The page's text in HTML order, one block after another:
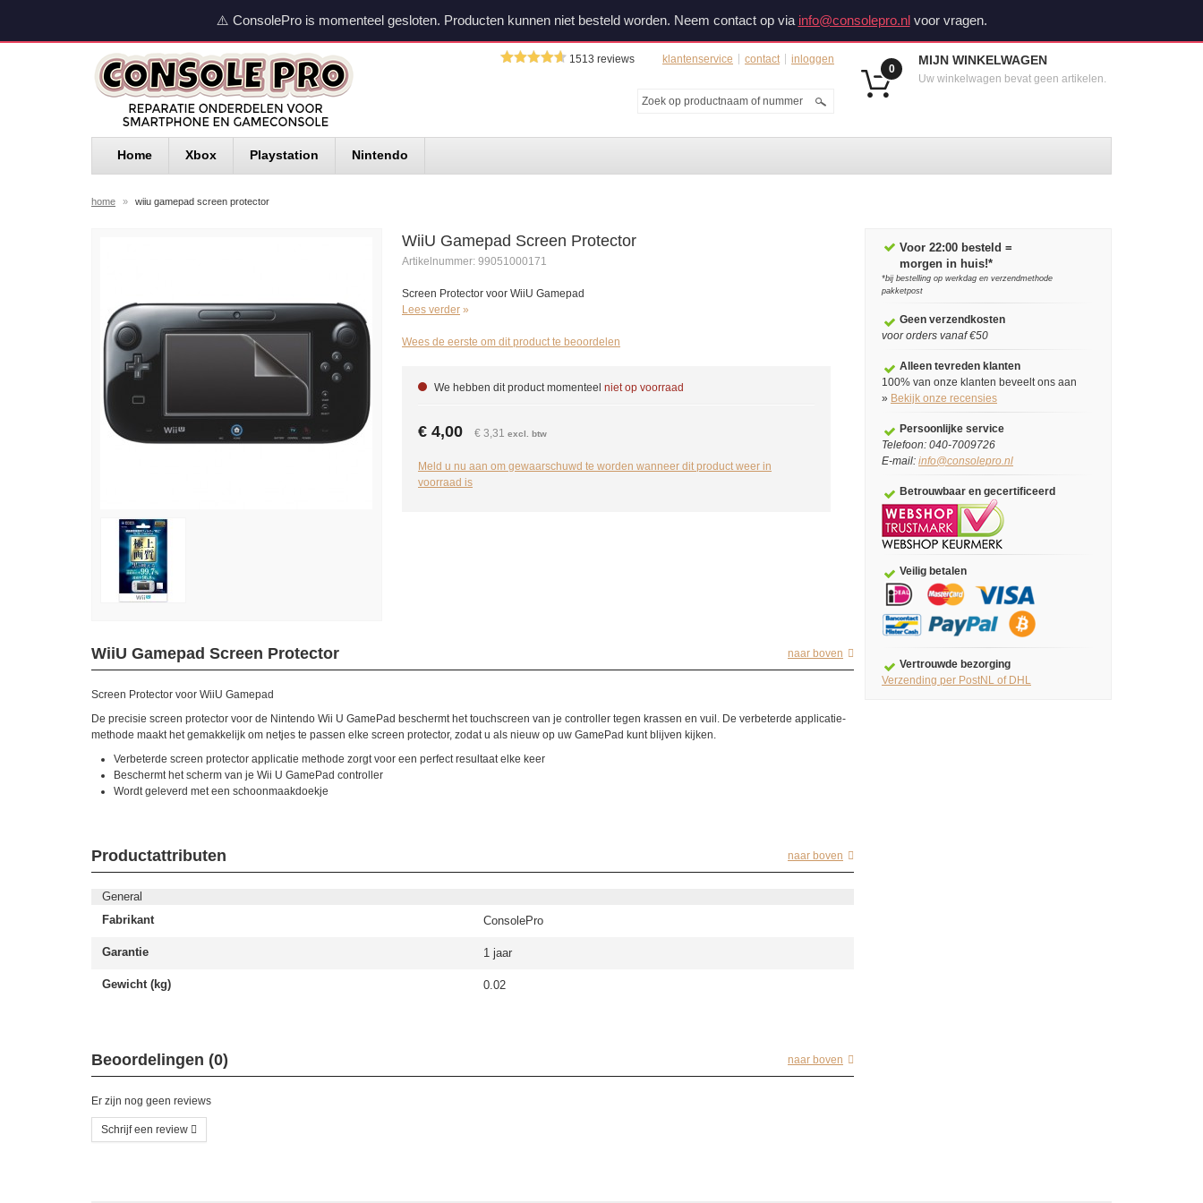
⚠️ ConsolePro is momenteel gesloten. Producten kunnen niet besteld worden. Neem contact op via info@consolepro.nlvoor vragen.
klantenservice contact inloggen
1513 reviews
0
MIJN WINKELWAGEN
Uw winkelwagen bevat geen artikelen.
Home Xbox Playstation Nintendo
home » wiiu gamepad screen protector
WiiU Gamepad Screen Protector
Artikelnummer: 99051000171
Screen Protector voor WiiU Gamepad
Lees verder
Wees de eerste om dit product te beoordelen
We hebben dit product momenteel niet op voorraad
€ 4,00 € 3,31 excl. btw
Meld u nu aan om gewaarschuwd te worden wanneer dit product weer in
voorraad is
naar boven
WiiU Gamepad Screen Protector
Screen Protector voor WiiU Gamepad
De precisie screen protector voor de Nintendo Wii U GamePad beschermt het touchscreen van je controller tegen krassen en vuil . De verbeterde applicatie-
methode maakt het gemakkelijk om netjes te passen elke screen protector, zodat u als nieuw op uw GamePad kunt blijven kijken.
Verbeterde screen protector applicatie methode zorgt voor een perfect resultaat elke keer
Beschermt het scherm van je Wii U GamePad controller
Wordt geleverd met een schoonmaakdoekje
naar boven
Productattributen
General
Fabrikant
ConsolePro
Garantie 1 jaar
Gewicht (kg) 0.02
naar boven
Beoordelingen (0)
Er zijn nog geen reviews
Schrijf een review
Voor 22:00 besteld =
morgen in huis!*
*bij bestelling op werkdag en verzendmethode
pakketpost
Geen verzendkosten
voor orders vanaf €50
Alleen tevreden klanten
100% van onze klanten beveelt ons aan
» Bekijk onze recensies
Persoonlijke service
Telefoon: 040-7009726
E-mail: info@consolepro.nl
Betrouwbaar en gecertificeerd
Veilig betalen
Vertrouwde bezorging
Verzending per PostNL of DHL